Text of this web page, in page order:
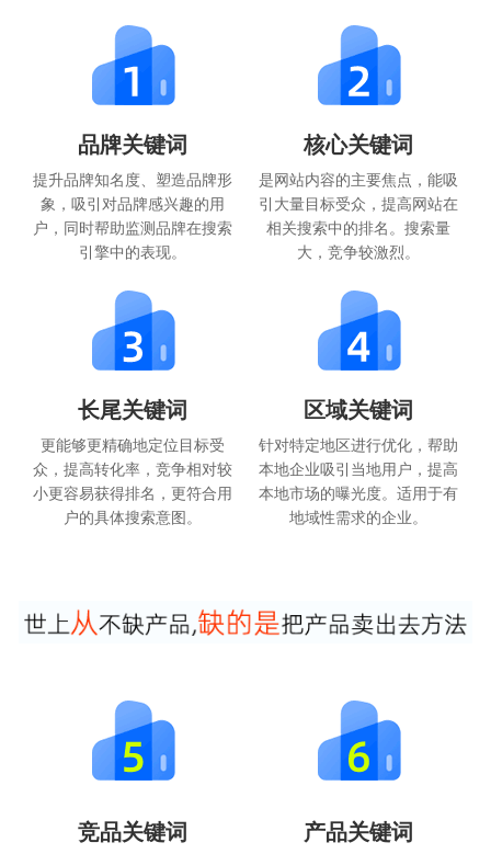
品牌关键词
提升品牌知名度、塑造品牌形
象，吸引对品牌感兴趣的用
户，同时帮助监测品牌在搜索
引擎中的表现。
核心关键词
是网站内容的主要焦点，能吸
引大量目标受众，提高网站在
相关搜索中的排名。搜索量
大，竞争较激烈。
长尾关键词
更能够更精确地定位目标受
众，提高转化率，竞争相对较
小更容易获得排名，更符合用
户的具体搜索意图。
区域关键词
针对特定地区进行优化，帮助
本地企业吸引当地用户，提高
本地市场的曝光度。适用于有
地域性需求的企业。
竞品关键词 产品关键词